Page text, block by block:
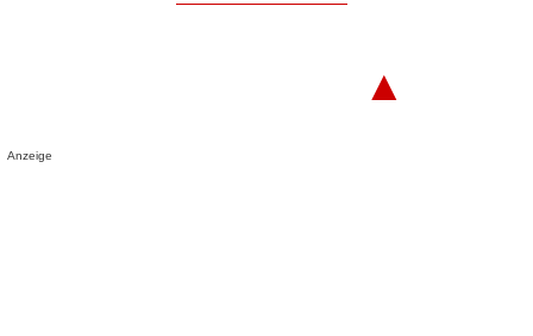
▲
Anzeige